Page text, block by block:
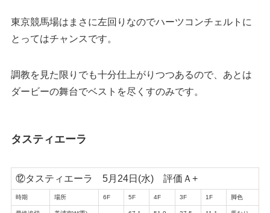
東京競馬場はまさに左回りなのでハーツコンチェルトに
とってはチャンスです。
調教を見た限りでも十分仕上がりつつあるので、あとは
ダービーの舞台でベストを尽くすのみです。
タスティエーラ
⑫タスティエーラ 5月24日(水) 評価Ａ+
時期 場所 6F 5F 4F 3F 1F 脚色